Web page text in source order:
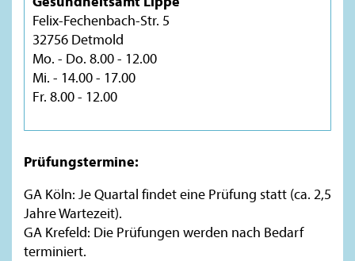
Felix-Fechenbach-Str. 5
32756 Detmold
Mo. - Do. 8.00 - 12.00
Mi. - 14.00 - 17.00
Fr. 8.00 - 12.00
Prüfungstermine:
GA Köln: Je Quartal findet eine Prüfung statt (ca. 2,5
Jahre Wartezeit).
GA Krefeld: Die Prüfungen werden nach Bedarf
terminiert.